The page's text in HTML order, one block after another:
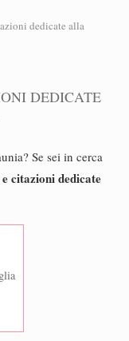
dedicate alla
DEDICATE
Se sei in cerca
citazioni dedicate